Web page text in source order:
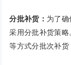
分批补货： 为了确
采用分批补货策
等方式分批次补货